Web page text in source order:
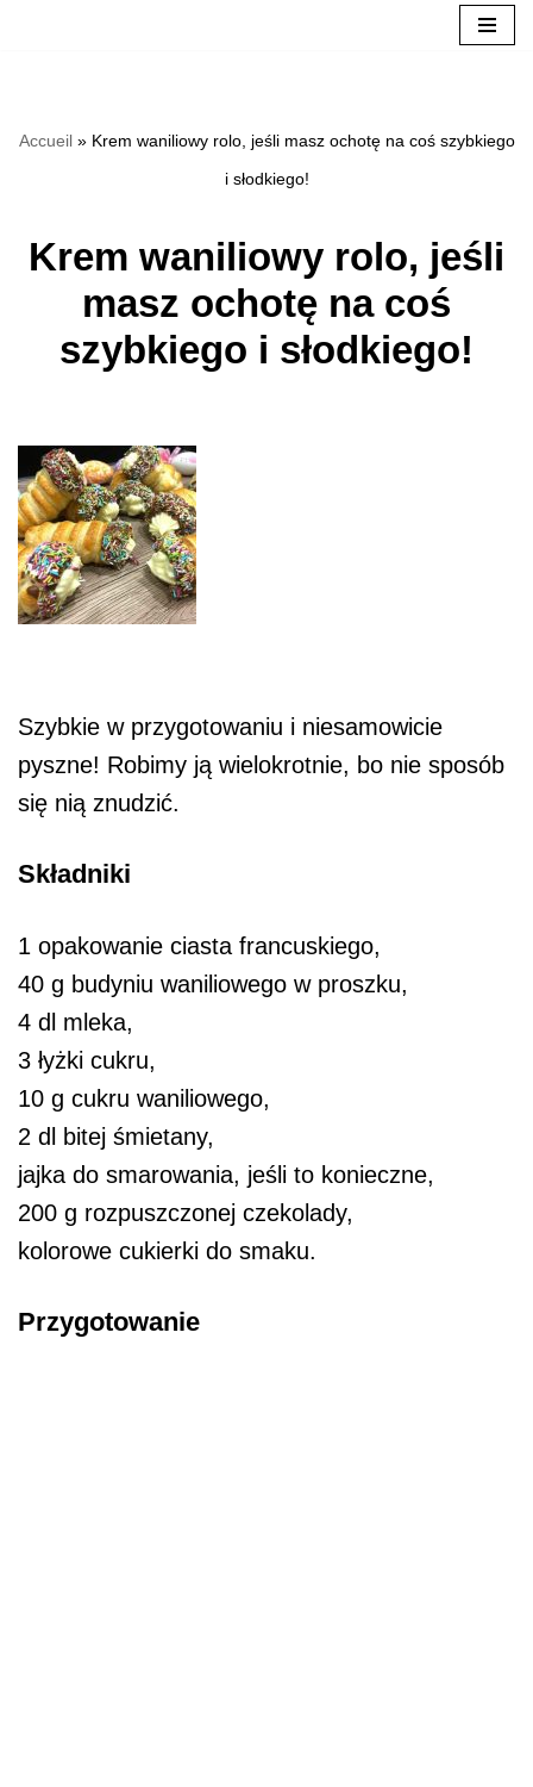
obsah
Accueil» Krem waniliowy rolo, jeśli masz ochotę na coś szybkiego
i słodkiego!
Krem waniliowy rolo, jeśli
masz ochotę na coś
szybkiego i słodkiego!
Szybkie w przygotowaniu i niesamowicie
pyszne! Robimy ją wielokrotnie, bo nie sposób
się nią znudzić.
Składniki
1 opakowanie ciasta francuskiego,
40 g budyniu waniliowego w proszku,
4 dl mleka,
3 łyżki cukru,
10 g cukru waniliowego,
2 dl bitej śmietany,
jajka do smarowania, jeśli to konieczne,
200 g rozpuszczonej czekolady,
kolorowe cukierki do smaku.
Przygotowanie